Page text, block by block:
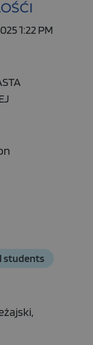
1:22 PM
students